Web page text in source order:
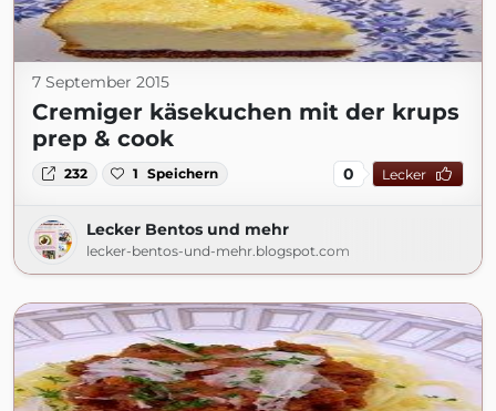
7 September 2015
Cremiger käsekuchen mit der krups
prep & cook
232 1 Speichern 0 Lecker
Lecker Bentos und mehr
lecker-bentos-und-mehr.blogspot.com